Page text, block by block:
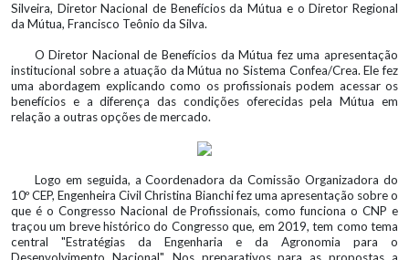
Silveira, Diretor Nacional de Benefícios da Mútua e o Diretor Regional
da Mútua, Francisco Teônio da Silva.
O Diretor Nacional de Benefícios da Mútua fez uma apresentação
institucional sobre a atuação da Mútua no Sistema Confea/Crea. Ele fez
uma abordagem explicando como os profissionais podem acessar os
benefícios e a diferença das condições oferecidas pela Mútua em
relação a outras opções de mercado.
Logo em seguida, a Coordenadora da Comissão Organizadora do
10º CEP, Engenheira Civil Christina Bianchi fez uma apresentação sobre o
que é o Congresso Nacional de Profissionais, como funciona o CNP e
traçou um breve histórico do Congresso que, em 2019, tem como tema
central "Estratégias da Engenharia e da Agronomia para o